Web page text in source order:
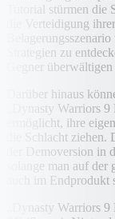
Tutorial stürmen
die Verteidigung
Strategien zu
Gegner
Darüber hinaus
„Dynasty Warriors
ermöglicht, ihre
die Schlacht
der Demoversion in
solange man auf
auch im Endprodukt
„Dynasty Warriors